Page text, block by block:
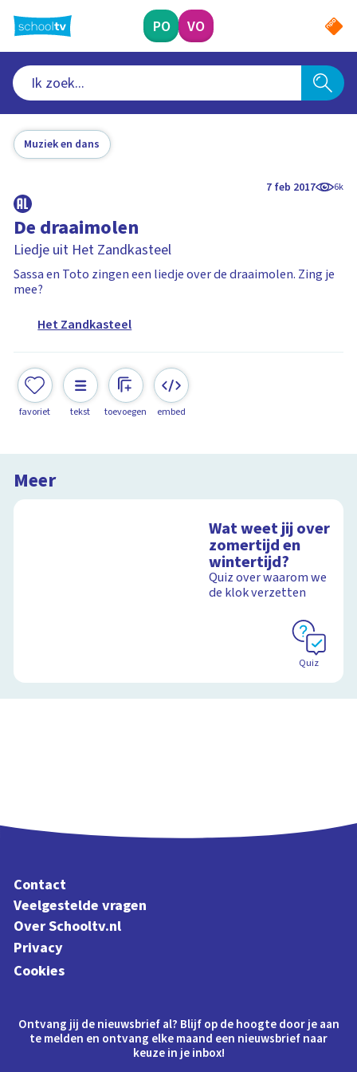
naar
hoofdinhoud
PO VO
Muziek en dans
7 feb 2017 6k
De draaimolen
Liedje uit Het Zandkasteel
Sassa en Toto zingen een liedje over de draaimolen. Zing je
mee?
Het Zandkasteel
favoriet tekst toevoegen embed
Meer
Wat weet jij over
zomertijd en
wintertijd?
Quiz over waarom we
de klok verzetten
Quiz
Contact
Veelgestelde vragen
Over Schooltv.nl
Privacy
Cookies
Ontvang jij de nieuwsbrief al? Blijf op de hoogte door je aan
te melden en ontvang elke maand een nieuwsbrief naar
keuze in je inbox!